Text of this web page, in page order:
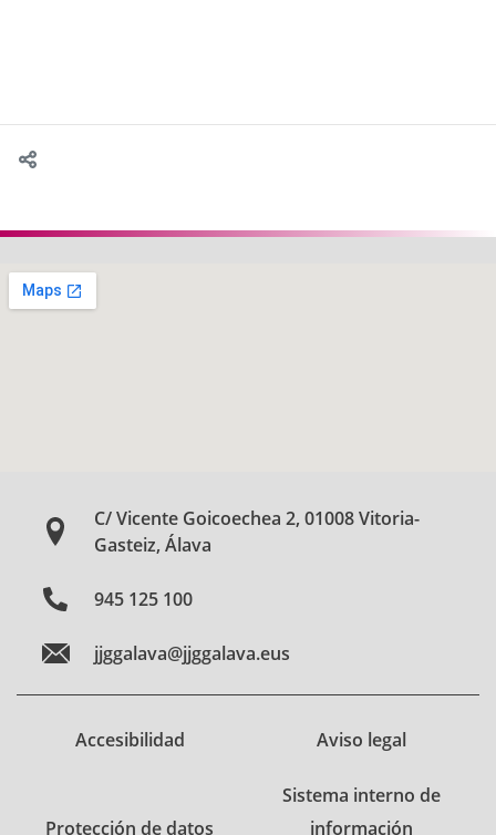
C/ Vicente Goicoechea 2, 01008 Vitoria-
Gasteiz, Álava
945 125 100
jjggalava@jjggalava.eus
Accesibilidad Aviso legal
Protección de datos
Sistema interno de
información